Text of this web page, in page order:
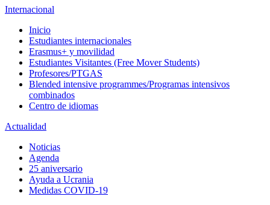
Internacional
Inicio
Estudiantes internacionales
Erasmus+ y movilidad
Estudiantes Visitantes (Free Mover Students)
Profesores/PTGAS
Blended intensive programmes/Programas intensivos
combinados
Centro de idiomas
Actualidad
Noticias
Agenda
25 aniversario
Ayuda a Ucrania
Medidas COVID-19